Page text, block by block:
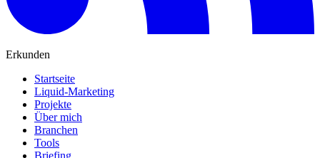
Erkunden
Startseite
Liquid-Marketing
Projekte
Über mich
Branchen
Tools
Briefing